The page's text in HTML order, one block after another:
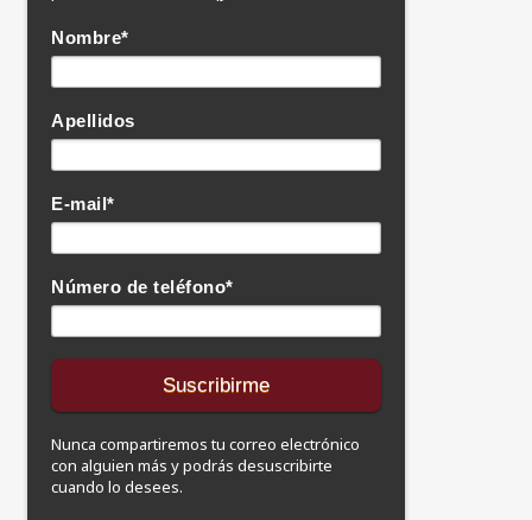
Nombre*
Apellidos
E-mail*
Número de teléfono*
Nunca compartiremos tu correo electrónico
con alguien más y podrás desuscribirte
cuando lo desees.